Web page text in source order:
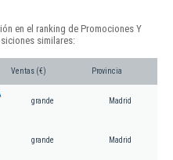
en el ranking de Promociones Y
similares:
Ventas (€) Provincia
grande Madrid
grande Madrid